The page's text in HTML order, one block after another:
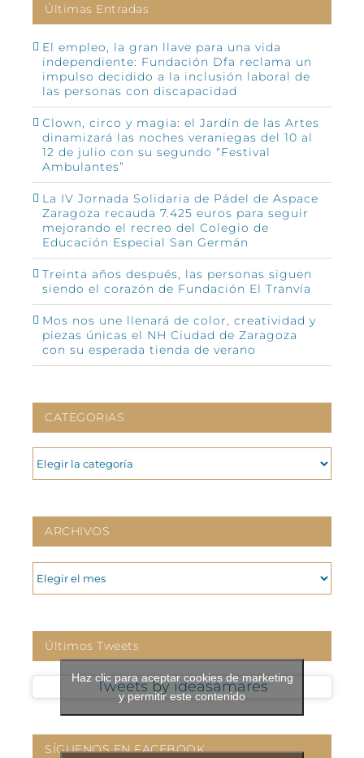
Últimas Entradas
El empleo, la gran llave para una vida
independiente: Fundación Dfa reclama un
impulso decidido a la inclusión laboral de
las personas con discapacidad
Clown, circo y magia: el Jardín de las Artes
dinamizará las noches veraniegas del 10 al
12 de julio con su segundo “Festival
Ambulantes”
La IV Jornada Solidaria de Pádel de Aspace
Zaragoza recauda 7.425 euros para seguir
mejorando el recreo del Colegio de
Educación Especial San Germán
Treinta años después, las personas siguen
siendo el corazón de Fundación El Tranvía
Mos nos une llenará de color, creatividad y
piezas únicas el NH Ciudad de Zaragoza
con su esperada tienda de verano
CATEGORIAS
CATEGORIAS
ARCHIVOS
ARCHIVOS
Últimos Tweets
Tweets by ideasamares
Haz clic para aceptar cookies de marketing
y permitir este contenido
SÍGUENOS EN FACEBOOK